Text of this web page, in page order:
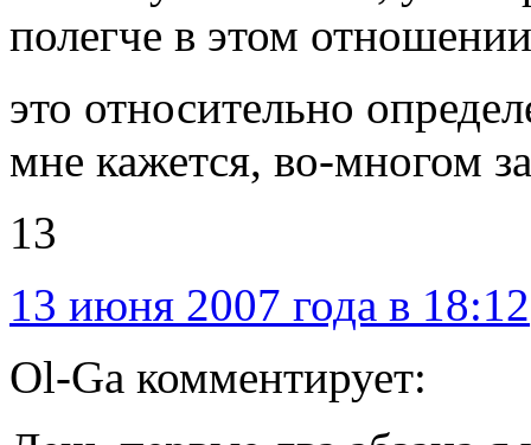
полегче в этом
это относительно
мне кажется, во-многом
13
13 июня 2007 года в 18:12
Ol-Ga комментирует: